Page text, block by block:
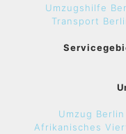
Umzugshilfe
Transport
Umzug
Afrikanisches